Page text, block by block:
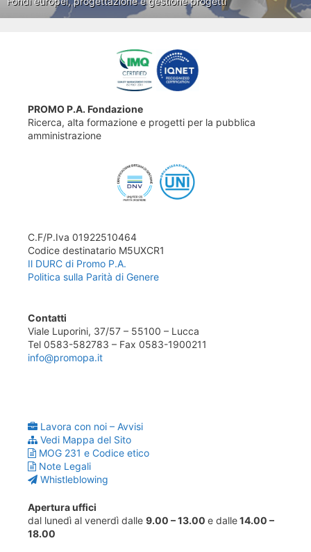
PROMO P.A. Fondazione
Ricerca, alta formazione e progetti per la pubblica
amministrazione
C.F/P.Iva 01922510464
Codice destinatario M5UXCR1
Il DURC di Promo P.A.
Politica sulla Parità di Genere
Contatti
Viale Luporini, 37/57 – 55100 – Lucca
Tel 0583-582783 – Fax 0583-1900211
info@promopa.it
Lavora con noi – Avvisi
Vedi Mappa del Sito
MOG 231 e Codice etico
Note Legali
Whistleblowing
Apertura uffici
dal lunedì al venerdì dalle 9.00 – 13.00 e dalle14.00 –
18.00